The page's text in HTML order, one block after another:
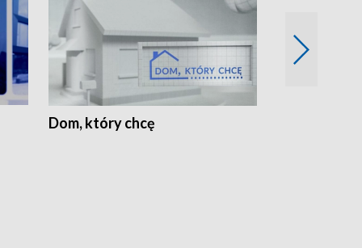
Dom, który chcę